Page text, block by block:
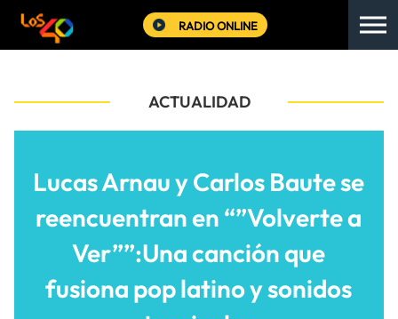
RADIO ONLINE
ACTUALIDAD
Lucas Arnau y Carlos Baute se
reencuentran en “”Volverte a
Ver””:Una canción que
fusiona pop latino y sonidos